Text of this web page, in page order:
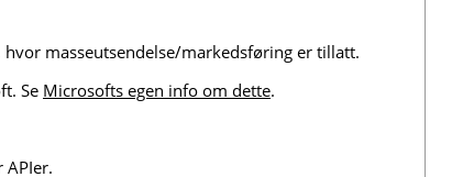
masseutsendelse/markedsføring er tillatt.
Se Microsofts egen info om dette.
APIer.